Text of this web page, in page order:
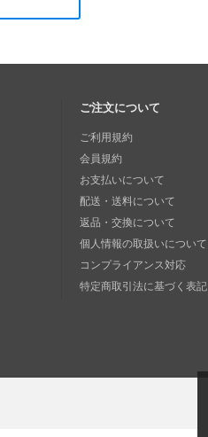
ご注文について
ご利用規約
会員規約
お支払いについて
配送・送料について
返品・交換について
個人情報の取扱いについて
コンプライアンス対応
特定商取引法に基づく表記